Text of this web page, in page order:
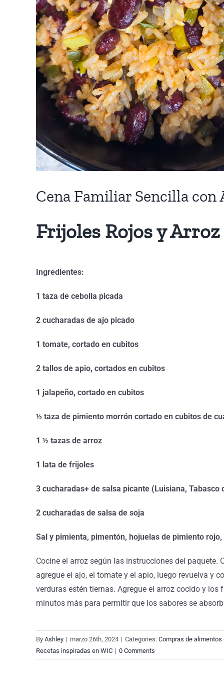
Cena Familiar Sencilla con
Frijoles Rojos y Arroz
Ingredientes:
1 taza de cebolla picada
2 cucharadas de ajo picado
1 tomate, cortado en cubitos
2 tallos de apio, cortados en cubitos
1 jalapeño, cortado en cubitos
½ taza de pimiento morrón cortado en cubitos de
1 ½ tazas de arroz
1 lata de frijoles
3 cucharadas+ de salsa picante (Luisiana,
2 cucharadas de salsa de soja
Sal y pimienta, pimentón, hojuelas de pimiento
Cocine el arroz según las instrucciones del
agregue el ajo, el tomate y el apio, luego revuelva y
verduras estén tiernas. Agregue el arroz cocido y
minutos más para permitir que los sabores se
By Ashley | marzo 26th, 2024 | Categories: Compras de alimentos
Recetas inspiradas en WIC | 0 Comments